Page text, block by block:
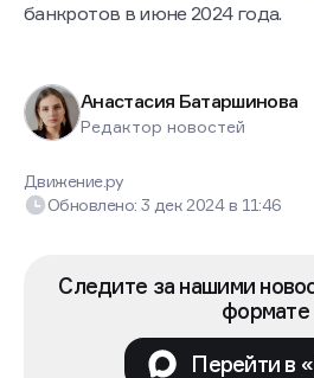
банкротов в июне 2024 года.
Анастасия Батаршинова
Редактор новостей
Движение.ру
Обновлено: 3 дек 2024в 11:46
Следите за нашими
формате
Перейти в